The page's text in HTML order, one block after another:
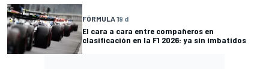
FÓRMULA 19 d
El cara a cara entre compañeros en
clasificación en la F1 2026: ya sin imbatidos